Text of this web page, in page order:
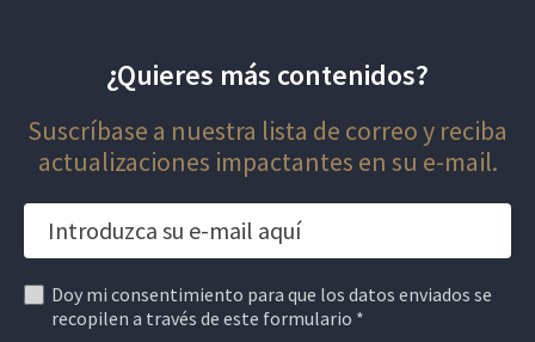
¿Quieres más contenidos?
Suscríbase a nuestra lista de correo y reciba
actualizaciones impactantes en su e-mail.
Doy mi consentimiento para que los datos enviados se
recopilen a través de este formulario *